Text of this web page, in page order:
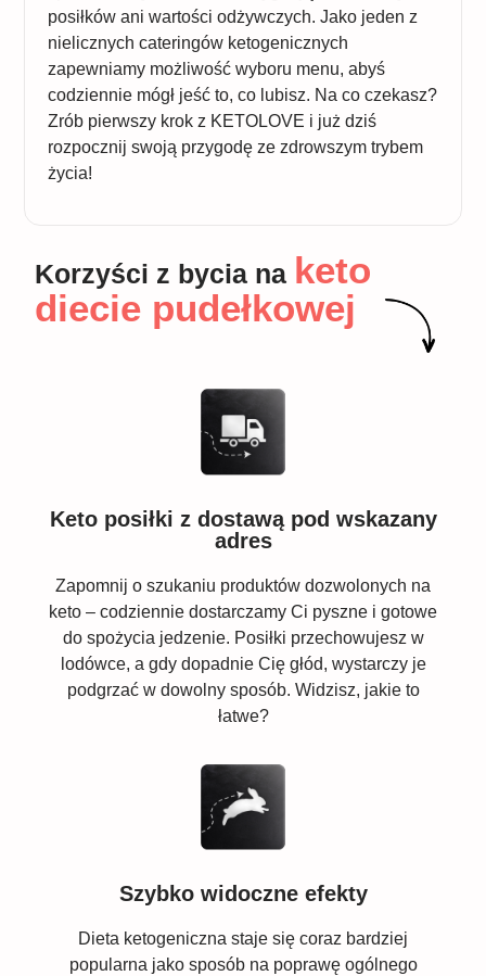
posiłków ani wartości odżywczych. Jako jeden z
nielicznych cateringów ketogenicznych
zapewniamy możliwość wyboru menu, abyś
codziennie mógł jeść to, co lubisz. Na co czekasz?
Zrób pierwszy krok z KETOLOVE i już dziś
rozpocznij swoją przygodę ze zdrowszym trybem
życia!
Korzyści z bycia na keto
diecie pudełkowej
Keto posiłki z dostawą pod wskazany
adres
Zapomnij o szukaniu produktów dozwolonych na
keto – codziennie dostarczamy Ci pyszne i gotowe
do spożycia jedzenie. Posiłki przechowujesz w
lodówce, a gdy dopadnie Cię głód, wystarczy je
podgrzać w dowolny sposób. Widzisz, jakie to
łatwe?
Szybko widoczne efekty
Dieta ketogeniczna staje się coraz bardziej
popularna jako sposób na poprawę ogólnego